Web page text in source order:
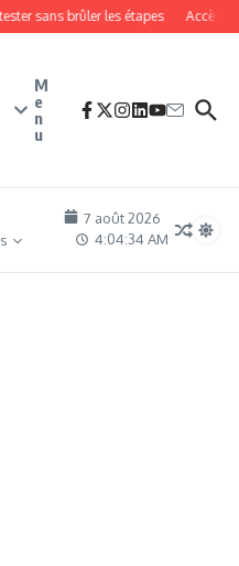
sans brûler les étapes Accès
M
e
n
u
7 août 2026
4:04:35 AM